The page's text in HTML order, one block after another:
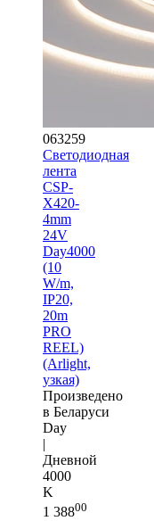
063259
Светодиодная
лента
CSP-
X420-
4mm
24V
Day4000
(10
W/m,
IP20,
20m
PRO
REEL)
(Arlight,
узкая)
Произведено
в Беларуси
Day
|
Дневной
4000
K
1 38800